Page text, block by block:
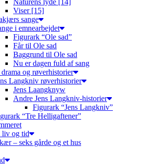
Naturens lyde [14]
Viser [15]
sange
i emnearbejdet
Figurark “Ole sad”
Får til Ole sad
Baggrund til Ole sad
Nu er dagen fuld af sang
drama og røverhistorier
Langkniv røverhistorier
Jens Laangknyw
Andre Jens Langkniv-historier
Figurark “Jens Langkniv”
“Tre Helligaftener”
og tid
– seks gårde og et hus